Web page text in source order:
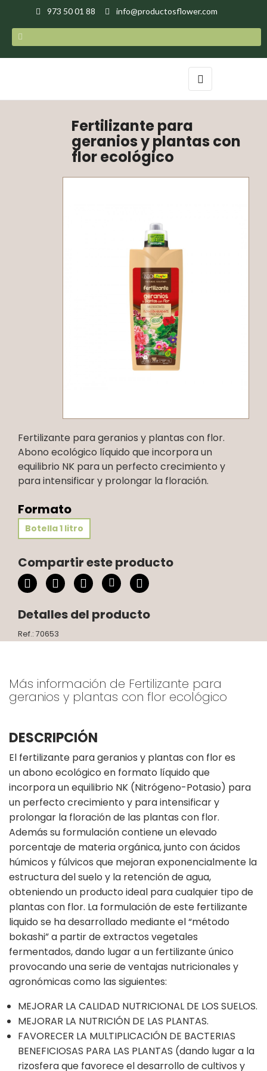
973 50 01 88 info@productosflower.com
Navegación
de
palanca
☰
Fertilizante para
geranios y plantas con
flor ecológico
Fertilizante para geranios y plantas con flor.
Abono ecológico líquido que incorpora un
equilibrio NK para un perfecto crecimiento y
para intensificar y prolongar la floración.
Formato
Botella 1 litro
Compartir este producto
Detalles del producto
Ref.: 70653
Más información de Fertilizante para
geranios y plantas con flor ecológico
DESCRIPCIÓN
El fertilizante para geranios y plantas con flor es
un abono ecológico en formato líquido que
incorpora un equilibrio NK (Nitrógeno-Potasio) para
un perfecto crecimiento y para intensificar y
prolongar la floración de las plantas con flor.
Además su formulación contiene un elevado
porcentaje de materia orgánica, junto con ácidos
húmicos y fúlvicos que mejoran exponencialmente la
estructura del suelo y la retención de agua,
obteniendo un producto ideal para cualquier tipo de
plantas con flor. La formulación de este fertilizante
liquido se ha desarrollado mediante el “método
bokashi” a partir de extractos vegetales
fermentados, dando lugar a un fertilizante único
provocando una serie de ventajas nutricionales y
agronómicas como las siguientes:
MEJORAR LA CALIDAD NUTRICIONAL DE LOS SUELOS.
MEJORAR LA NUTRICIÓN DE LAS PLANTAS.
FAVORECER LA MULTIPLICACIÓN DE BACTERIAS
BENEFICIOSAS PARA LAS PLANTAS (dando lugar a la
rizosfera que favorece el desarrollo de cultivos y